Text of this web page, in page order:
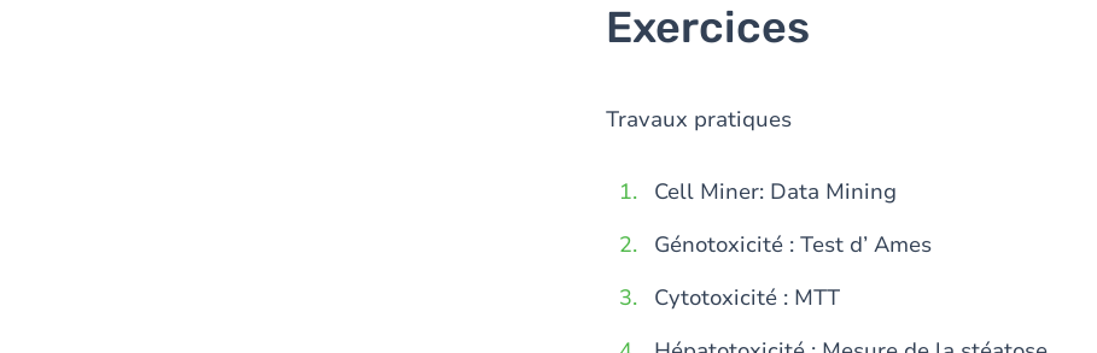
Exercices
Travaux pratiques
Cell Miner: Data Mining
Génotoxicité : Test d’ Ames
Cytotoxicité : MTT